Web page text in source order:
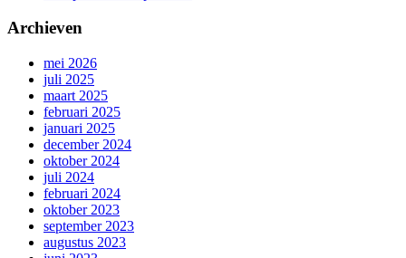
Archieven
mei 2026
juli 2025
maart 2025
februari 2025
januari 2025
december 2024
oktober 2024
juli 2024
februari 2024
oktober 2023
september 2023
augustus 2023